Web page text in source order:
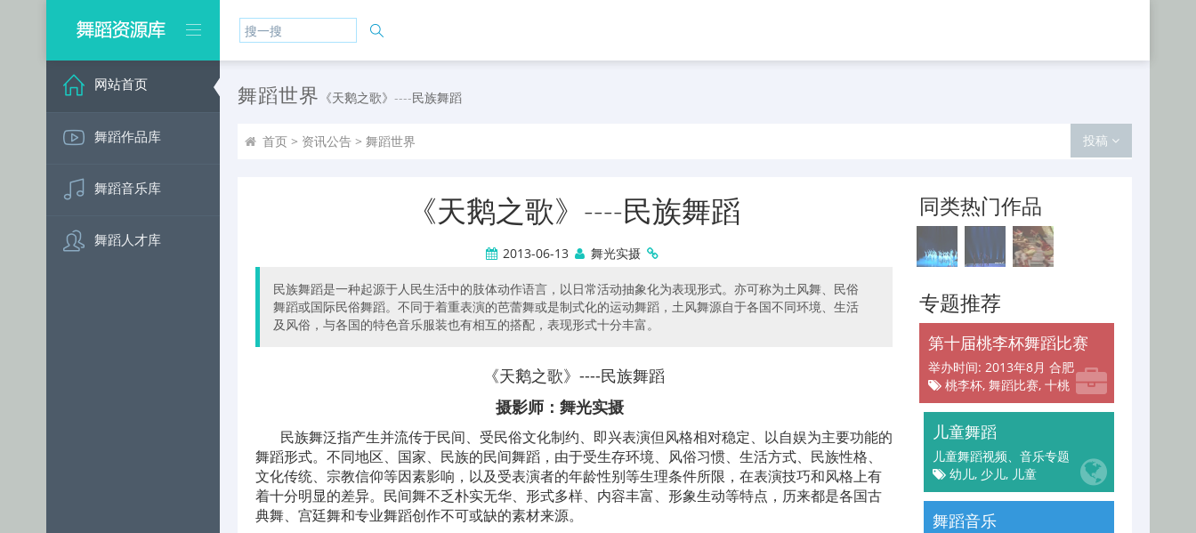
网站首页
舞蹈作品库
舞蹈音乐库
舞蹈人才库
舞蹈世界 《天鹅之歌》----民族舞蹈
首页> 资讯公告> 舞蹈世界 投稿
《天鹅之歌》----民族舞蹈
2013-06-13 舞光实摄
民族舞蹈是一种起源于人民生活中的肢体动作语言，以日常活动抽象化为表现形式。亦可称为土风舞、民俗
舞蹈或国际民俗舞蹈。不同于着重表演的芭蕾舞或是制式化的运动舞蹈，土风舞源自于各国不同环境、生活
及风俗，与各国的特色音乐服装也有相互的搭配，表现形式十分丰富。
《天鹅之歌》----民族舞蹈
摄影师：舞光实摄
民族舞泛指产生并流传于民间、受民俗文化制约、即兴表演但风格相对稳定、以自娱为主要功能的
舞蹈形式。不同地区、国家、民族的民间舞蹈，由于受生存环境、风俗习惯、生活方式、民族性格、
文化传统、宗教信仰等因素影响，以及受表演者的年龄性别等生理条件所限，在表演技巧和风格上有
着十分明显的差异。民间舞不乏朴实无华、形式多样、内容丰富、形象生动等特点，历来都是各国古
典舞、宫廷舞和专业舞蹈创作不可或缺的素材来源。
同类热门作品
专题推荐
第十届桃李杯舞蹈比赛
举办时间: 2013年8月 合肥
桃李杯, 舞蹈比赛, 十桃
儿童舞蹈
儿童舞蹈视频、音乐专题
幼儿, 少儿, 儿童
舞蹈音乐